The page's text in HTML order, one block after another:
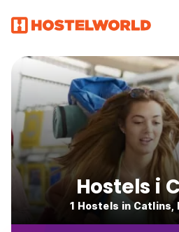
Hostels i
1 Hostels in Catlins,